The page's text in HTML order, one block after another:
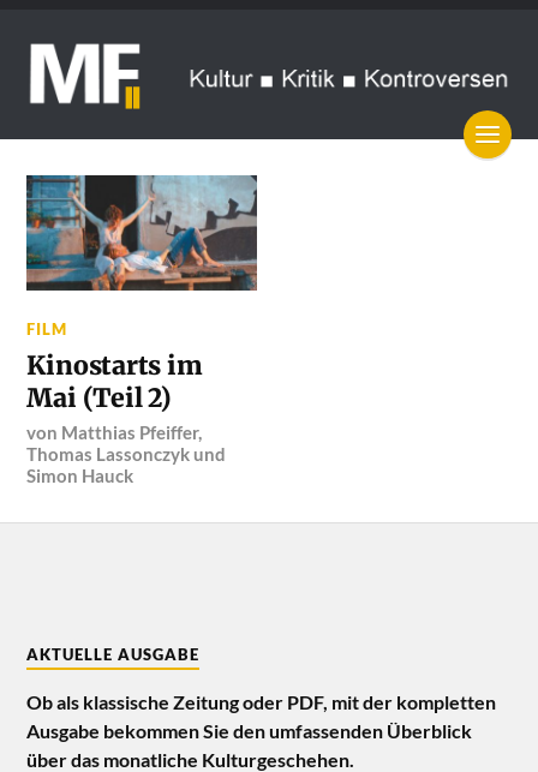
FILM
Kinostarts im
Mai (Teil 2)
von Matthias Pfeiffer,
Thomas Lassonczyk und
Simon Hauck
AKTUELLE AUSGABE
Ob als klassische Zeitung oder PDF, mit der kompletten
Ausgabe bekommen Sie den umfassenden Überblick
über das monatliche Kulturgeschehen.